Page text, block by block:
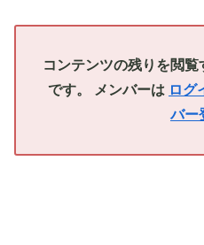
コンテンツの残りを閲
です。 メンバーは ログ
バー